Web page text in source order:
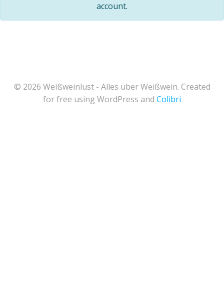
account.
© 2026 Weißweinlust - Alles über Weißwein. Created
for free using WordPress and Colibri